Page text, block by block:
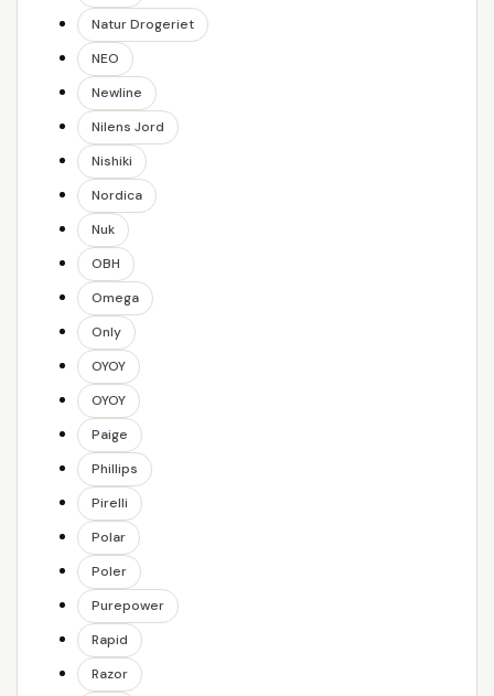
Natur Drogeriet
NEO
Newline
Nilens Jord
Nishiki
Nordica
Nuk
OBH
Omega
Only
OYOY
OYOY
Paige
Phillips
Pirelli
Polar
Poler
Purepower
Rapid
Razor